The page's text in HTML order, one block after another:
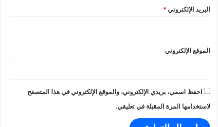
د
»
البريد الإلكتروني*
الموقع الإلكتروني
احفظ اسمي، بريدي الإلكتروني، والموقع الإلكتروني في هذا المتصفح
لاستخدامها المرة المقبلة في تعليقي.